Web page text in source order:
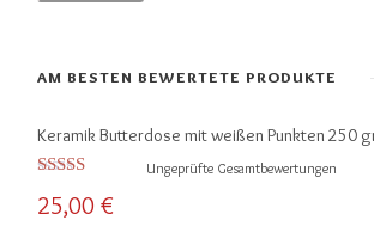
r
e
r
AM BESTEN BEWERTETE PRODUKTE
Keramik Butterdose mit weißen Punkten 250
5.00von 5
Ungeprüfte Gesamtbewertungen
25,00 €